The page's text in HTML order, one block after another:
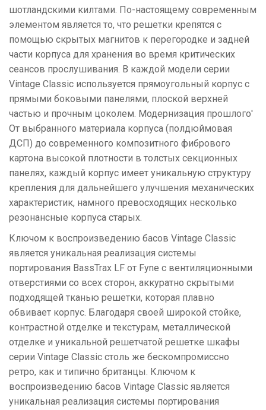
шотландскими килтами. По-настоящему современным
элементом является то, что решетки крепятся с
помощью скрытых магнитов к перегородке и задней
части корпуса для хранения во время критических
сеансов прослушивания. В каждой модели серии
Vintage Classic используется прямоугольный корпус с
прямыми боковыми панелями, плоской верхней
частью и прочным цоколем. Модернизация прошлого'
От выбранного материала корпуса (полдюймовая
ДСП) до современного композитного фибрового
картона высокой плотности в толстых секционных
панелях, каждый корпус имеет уникальную структуру
крепления для дальнейшего улучшения механических
характеристик, намного превосходящих несколько
резонансные корпуса старых.
Ключом к воспроизведению басов Vintage Classic
является уникальная реализация системы
портирования BassTrax LF от Fyne с вентиляционными
отверстиями со всех сторон, аккуратно скрытыми
подходящей тканью решетки, которая плавно
обвивает корпус. Благодаря своей широкой стойке,
контрастной отделке и текстурам, металлической
отделке и уникальной решетчатой ​​решетке шкафы
серии Vintage Classic столь же бескомпромиссно
ретро, ​​как и типично британцы. Ключом к
воспроизведению басов Vintage Classic является
уникальная реализация системы портирования